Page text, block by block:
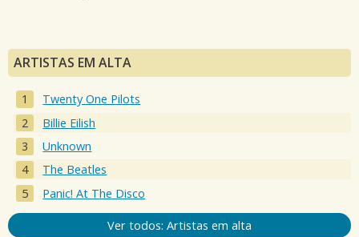
ARTISTAS EM ALTA
Twenty One Pilots
Billie Eilish
Unknown
The Beatles
Panic! At The Disco
Ver todos: Artistas em alta